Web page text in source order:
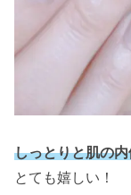
しっとりと肌の
とても嬉しい！